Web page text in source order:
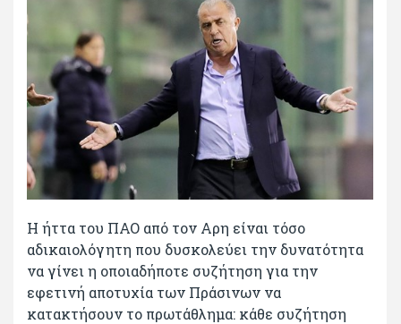
Η ήττα του ΠΑΟ από τον Αρη είναι τόσο
αδικαιολόγητη που δυσκολεύει την δυνατότητα
να γίνει η οποιαδήποτε συζήτηση για την
εφετινή αποτυχία των Πράσινων να
κατακτήσουν το πρωτάθλημα: κάθε συζήτηση